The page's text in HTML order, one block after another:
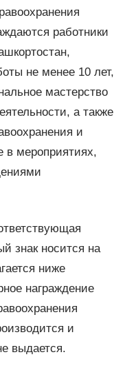
работники
не менее 10 лет,
мастерство
а также
и
в мероприятиях,
знак носится на
ниже
награждение
и
выдается.